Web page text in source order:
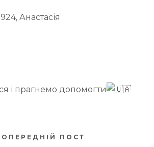
Анастасія
і прагнемо допомогти
ПОСТ